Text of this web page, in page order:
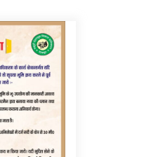
September
May